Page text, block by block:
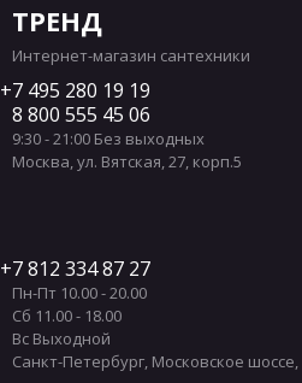
ТРЕНД
Интернет-магазин сантехники
7 495 280 19 19
8 800 555 45 06
9:30 - 21:00 Без выходных
Москва,ул. Вятская, 27, корп.5
7 812 334 87 27
Пн-Пт 10.00 - 20.00
Сб 11.00 - 18.00
Вс Выходной
Санкт-Петербург, Московское шоссе,